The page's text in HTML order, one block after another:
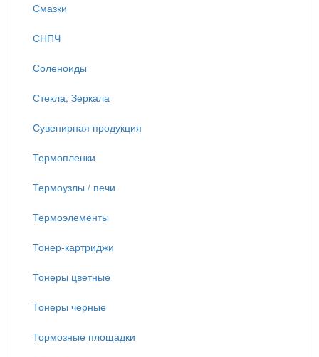
Смазки
СНПЧ
Соленоиды
Стекла, Зеркала
Сувенирная продукция
Термопленки
Термоузлы / печи
Термоэлементы
Тонер-картриджи
Тонеры цветные
Тонеры черные
Тормозные площадки